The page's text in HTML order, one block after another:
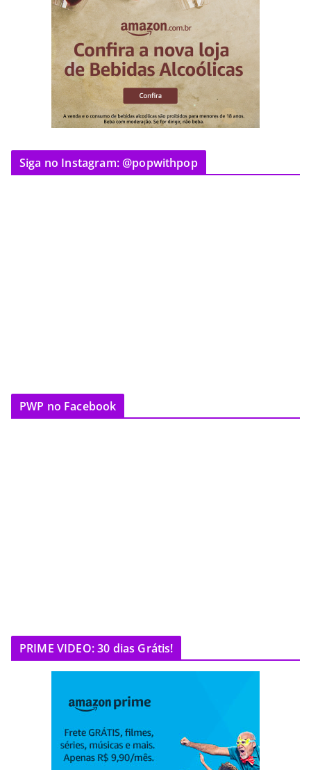
Siga no Instagram: @popwithpop
PWP no Facebook
PRIME VIDEO: 30 dias Grátis!